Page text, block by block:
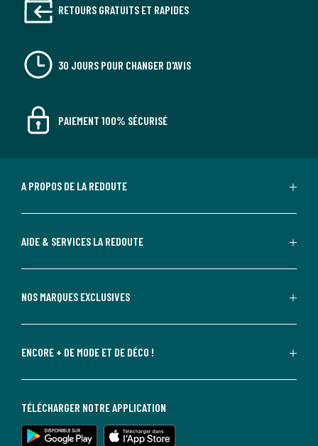
RETOURS GRATUITS ET RAPIDES
30 JOURS POUR CHANGER D'AVIS
PAIEMENT 100% SÉCURISÉ
A PROPOS DE LA REDOUTE
AIDE & SERVICES LA REDOUTE
NOS MARQUES EXCLUSIVES
ENCORE + DE MODE ET DE DÉCO !
TÉLÉCHARGER NOTRE APPLICATION